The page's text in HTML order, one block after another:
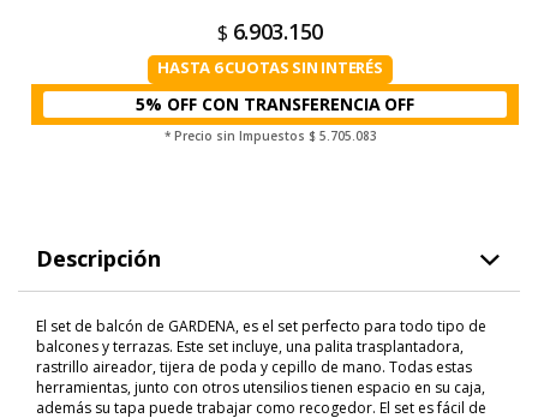
$ 6.903.150
HASTA 6 CUOTAS SIN INTERÉS
5% OFF CON TRANSFERENCIA
* Precio sin Impuestos $ 5.705.083
Descripción
El set de balcón de GARDENA, es el set perfecto para todo tipo de
balcones y terrazas. Este set incluye, una palita trasplantadora,
rastrillo aireador, tijera de poda y cepillo de mano. Todas estas
herramientas, junto con otros utensilios tienen espacio en su caja,
además su tapa puede trabajar como recogedor. El set es fácil de